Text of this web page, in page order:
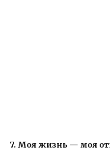
7. Моя жизнь — моя